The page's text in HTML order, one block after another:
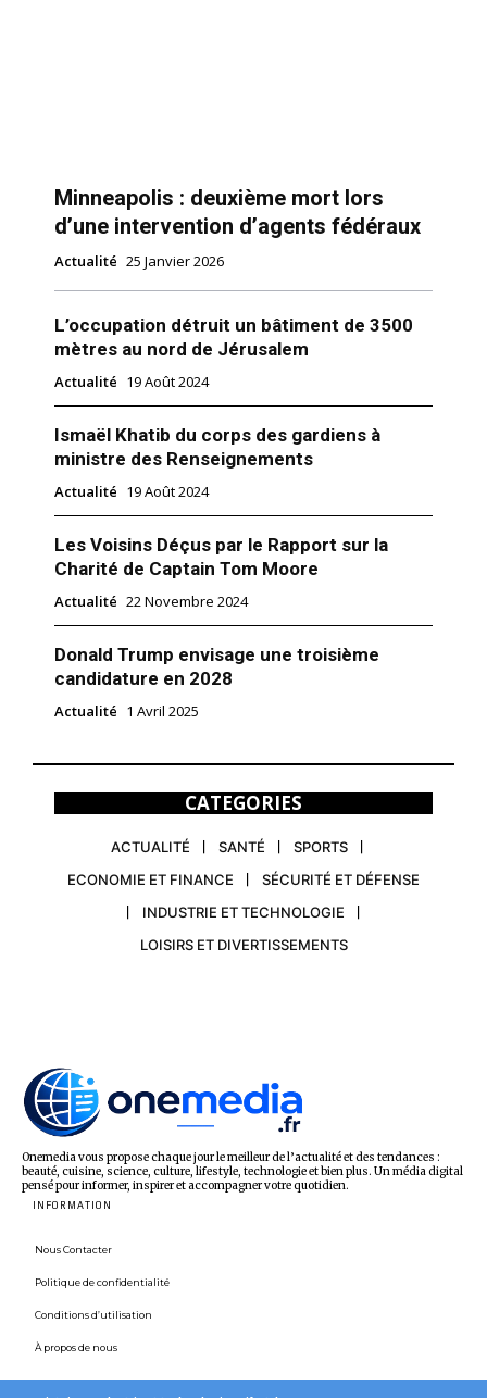
Minneapolis : deuxième mort lors
d’une intervention d’agents fédéraux
Actualité 25 Janvier 2026
L’occupation détruit un bâtiment de 3500
mètres au nord de Jérusalem
Actualité 19 Août 2024
Ismaël Khatib du corps des gardiens à
ministre des Renseignements
Actualité 19 Août 2024
Les Voisins Déçus par le Rapport sur la
Charité de Captain Tom Moore
Actualité 22 Novembre 2024
Donald Trump envisage une troisième
candidature en 2028
Actualité 1 Avril 2025
CATEGORIES
ACTUALITÉ SANTÉ
SPORTS
ECONOMIE ET FINANCE
SÉCURITÉ ET DÉFENSE
INDUSTRIE ET TECHNOLOGIE
LOISIRS ET DIVERTISSEMENTS
Onemedia vous propose chaque jour le meilleur de l’actualité et des tendances :
beauté, cuisine, science, culture, lifestyle, technologie et bien plus. Un média digital
pensé pour informer, inspirer et accompagner votre quotidien.
INFORMATION
Nous Contacter
Politique de confidentialité
Conditions d’utilisation
À propos de nous